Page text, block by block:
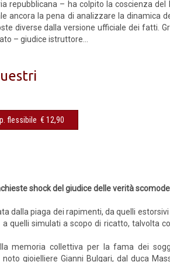
repubblicana – ha colpito la coscienza
ancora la pena di analizzare la dinamica
diverse dalla versione ufficiale dei fatti.
– giudice istruttore...
Cop. flessibile € 12,90
shock del giudice delle verità scomode
dalla piaga dei rapimenti, da quelli
quelli simulati a scopo di ricatto, talvolta
memoria collettiva per la fama dei
gioielliere Gianni Bulgari, dal duca